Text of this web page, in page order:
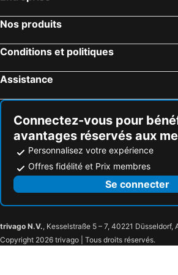
Riola Sardo Hôtels près de la plage
Torre delle
Guspini Hôtels près de la plage
Villa San Pietro Hôtels près de la plage
Fluminimaggiore Hôtels près de la plage
Nos produits
Conditions et politiques
Assistance
Connectez-vous pour
avantages réservés aux
Personnalisez votre expérience
Offres fidélité et Prix membres
Se connecter
trivago N.V., Kesselstraße 5 – 7, 40221 Düsseldorf,
Copyright 2026 trivago | Tous droits réservés.